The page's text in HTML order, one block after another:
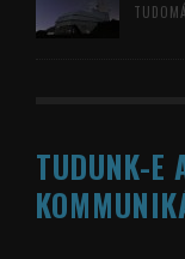
TUDUNK-E